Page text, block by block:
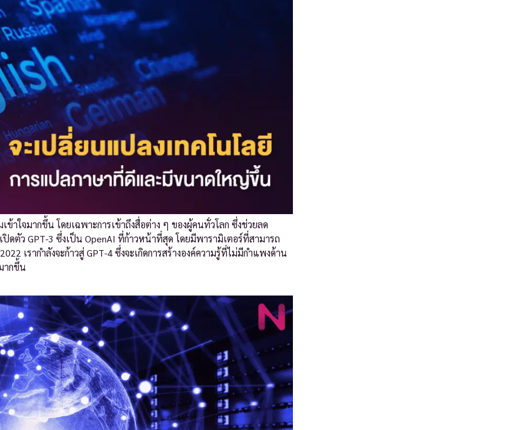
าใจมากขึ้น โดยเฉพาะการเข้าถึงสื่อต่าง ๆ ของผู้คนทั่วโลก ซึ่งช่วยลด
ดตัว GPT-3 ซึ่งเป็น OpenAI ที่ก้าวหน้าที่สุด โดยมีพารามิเตอร์ที่สามารถ
เรากำลังจะก้าวสู่ GPT-4 ซึ่งจะเกิดการสร้างองค์ความรู้ที่ไม่มีกำแพงด้าน
ากขึ้น